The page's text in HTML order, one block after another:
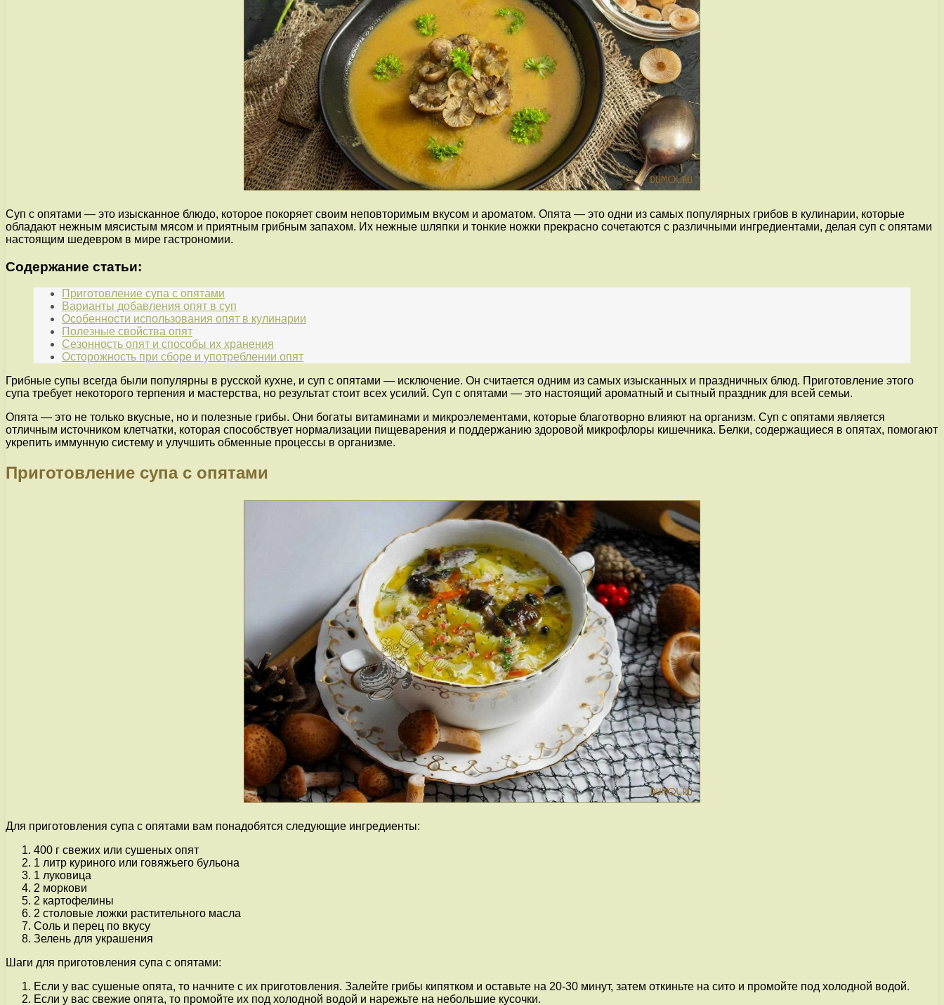
Суп с опятами — это изысканное блюдо, которое покоряет своим неповторимым вкусом и ароматом. Опята — это одни из самых популярных грибов в кулинарии, которые
обладают нежным мясистым мясом и приятным грибным запахом. Их нежные шляпки и тонкие ножки прекрасно сочетаются с различными ингредиентами, делая суп с опятами
настоящим шедевром в мире гастрономии.
Содержание статьи:
Приготовление супа с опятами
Варианты добавления опят в суп
Особенности использования опят в кулинарии
Полезные свойства опят
Сезонность опят и способы их хранения
Осторожность при сборе и употреблении опят
Грибные супы всегда были популярны в русской кухне, и суп с опятами — исключение. Он считается одним из самых изысканных и праздничных блюд. Приготовление этого
супа требует некоторого терпения и мастерства, но результат стоит всех усилий. Суп с опятами — это настоящий ароматный и сытный праздник для всей семьи.
Опята — это не только вкусные, но и полезные грибы. Они богаты витаминами и микроэлементами, которые благотворно влияют на организм. Суп с опятами является
отличным источником клетчатки, которая способствует нормализации пищеварения и поддержанию здоровой микрофлоры кишечника. Белки, содержащиеся в опятах, помогают
укрепить иммунную систему и улучшить обменные процессы в организме.
Приготовление супа с опятами
Для приготовления супа с опятами вам понадобятся следующие ингредиенты:
400 г свежих или сушеных опят
1 литр куриного или говяжьего бульона
1 луковица
2 моркови
2 картофелины
2 столовые ложки растительного масла
Соль и перец по вкусу
Зелень для украшения
Шаги для приготовления супа с опятами:
Если у вас сушеные опята, то начните с их приготовления. Залейте грибы кипятком и оставьте на 20-30 минут, затем откиньте на сито и промойте под холодной водой.
Если у вас свежие опята, то промойте их под холодной водой и нарежьте на небольшие кусочки.